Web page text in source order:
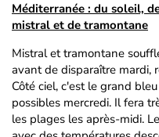
Méditerranée : du soleil,
mistral et de tramontane
Mistral et tramontane
avant de disparaître mardi,
Côté ciel, c'est le grand
possibles mercredi. Il fera
les plages les après-midi.